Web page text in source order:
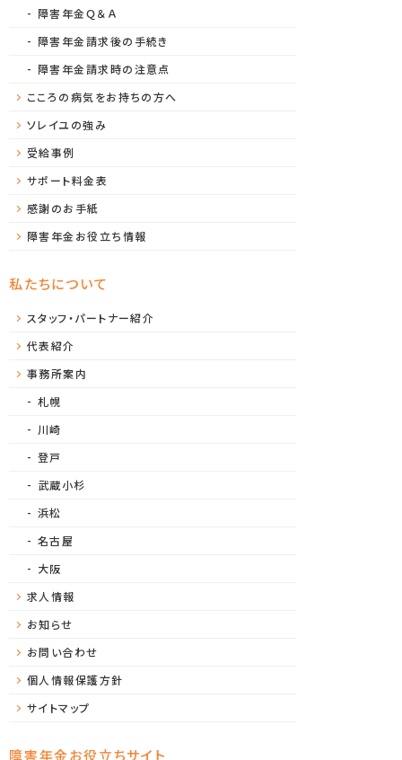
障害年金Ｑ＆Ａ
障害年金請求後の手続き
障害年金請求時の注意点
こころの病気をお持ちの方へ
ソレイユの強み
受給事例
サポート料金表
感謝のお手紙
障害年金お役立ち情報
私たちについて
スタッフ・パートナー紹介
代表紹介
事務所案内
札幌
川崎
登戸
武蔵小杉
浜松
名古屋
大阪
求人情報
お知らせ
お問い合わせ
個人情報保護方針
サイトマップ
障害年金お役立ちサイト